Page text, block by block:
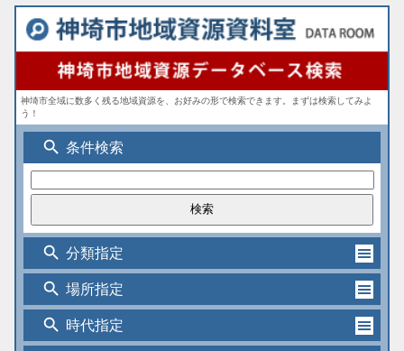
神埼市全域に数多く残る地域資源を、お好みの形で検索できます。まずは検索してみよ
う！
search 条件検索
search 分類指定
search 場所指定
search 時代指定